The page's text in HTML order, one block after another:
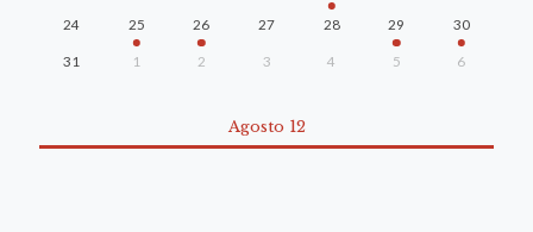
24 25 26 27 28 29 30
31 1 2 3 4 5 6
Agosto 12